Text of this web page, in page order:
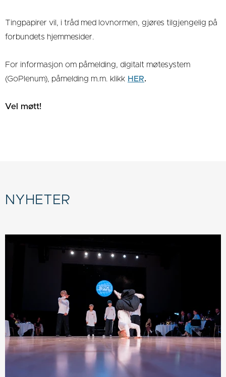
Tingpapirer vil, i tråd med lovnormen, gjøres tilgjengelig på
forbundets hjemmesider.
For informasjon om påmelding, digitalt møtesystem
(GoPlenum), påmelding m.m. klikk HER.
Vel møtt!
NYHETER